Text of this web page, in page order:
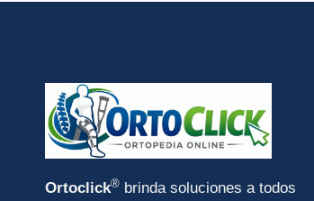
Ortoclick® brinda soluciones a todos